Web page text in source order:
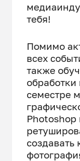
тебя!
Помимо
всех
также
семестре
создавать